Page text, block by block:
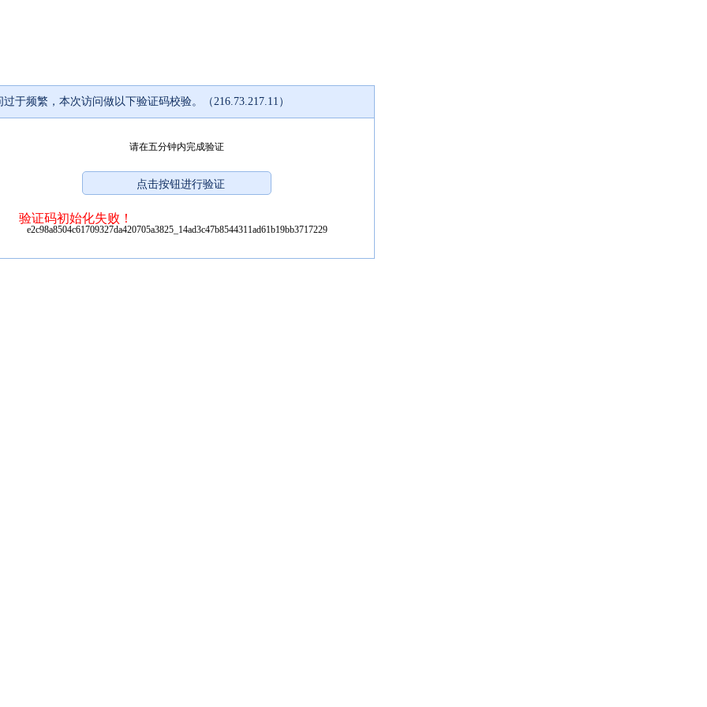
过于频繁，本次访问做以下验证码校验。（216.73.217.11）
请在五分钟内完成验证
验证码初始化失败！
e2c98a8504c61709327da420705a3825_14ad3c47b8544311ad61b19bb3717229